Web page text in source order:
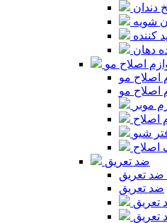
دندان
شویه
کننده
دهان
اصلاح مو
اصلاح مو
اصلاح مو
موبر
اصلاح
شیو
اصلاح
ضد تعریق
ضد تعریق
ضد تعریق
تعریق
تعریق